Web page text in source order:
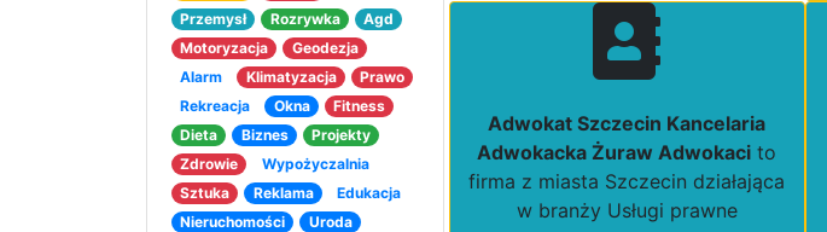
Przemysł
Rozrywka
Agd
Motoryzacja
Geodezja
Alarm
Klimatyzacja
Prawo
Rekreacja
Okna
Fitness
Dieta
Biznes
Projekty
Zdrowie
Wypożyczalnia
Sztuka
Reklama
Edukacja
Nieruchomości
Uroda
Adwokat Szczecin Kancelaria
Adwokacka Żuraw Adwokaci to
firma z miasta Szczecin działająca
w branży Usługi prawne